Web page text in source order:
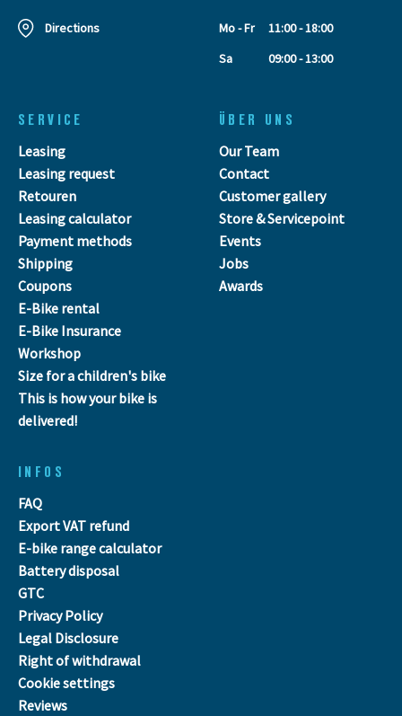
Directions Mo - Fr
11:00 - 18:00
Sa
09:00 - 13:00
SERVICE
Leasing
Leasing request
Retouren
Leasing calculator
Payment methods
Shipping
Coupons
E-Bike rental
E-Bike Insurance
Workshop
Size for a children's bike
This is how your bike is
delivered!
ÜBER UNS
Our Team
Contact
Customer gallery
Store & Servicepoint
Events
Jobs
Awards
INFOS
FAQ
Export VAT refund
E-bike range calculator
Battery disposal
GTC
Privacy Policy
Legal Disclosure
Right of withdrawal
Cookie settings
Reviews